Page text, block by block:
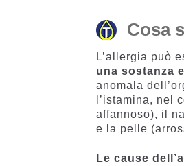
Cosa
L’allergia può
una sostanza
anomala
l’istamina, nel
affannoso), il
e la pelle
Le cause